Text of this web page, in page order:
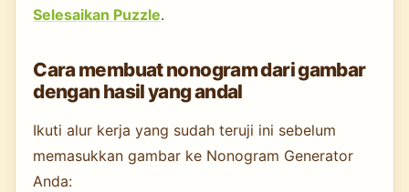
Selesaikan Puzzle.
Cara membuat nonogram dari gambar
dengan hasil yang andal
Ikuti alur kerja yang sudah teruji ini sebelum
memasukkan gambar ke Nonogram Generator
Anda: